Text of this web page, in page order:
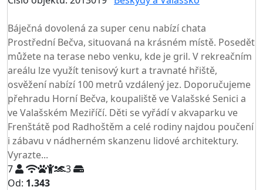
Báječná dovolená za super cenu nabízí chata
Prostřední Bečva, situovaná na krásném místě. Posedět
můžete na terase nebo venku, kde je gril. V rekreačním
areálu lze využít tenisový kurt a travnaté hřiště,
osvěžení nabízí 100 metrů vzdálený jez. Doporučujeme
přehradu Horní Bečva, koupaliště ve Valašské Senici a
ve Valašském Meziříčí. Děti se vyřádí v akvaparku ve
Frenštátě pod Radhoštěm a celé rodiny najdou poučení
i zábavu v nádherném skanzenu lidové architektury.
Vyrazte...
7
3
Od: 1.343